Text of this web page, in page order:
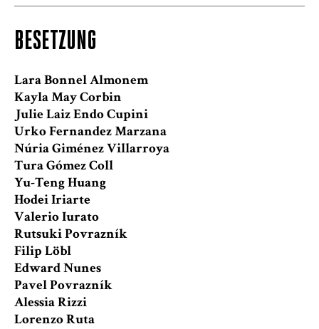
BESETZUNG
Lara Bonnel Almonem
Kayla May Corbin
Julie Laiz Endo Cupini
Urko Fernandez Marzana
Núria Giménez Villarroya
Tura Gómez Coll
Yu-Teng Huang
Hodei Iriarte
Valerio Iurato
Rutsuki Povrazník
Filip Löbl
Edward Nunes
Pavel Povrazník
Alessia Rizzi
Lorenzo Ruta